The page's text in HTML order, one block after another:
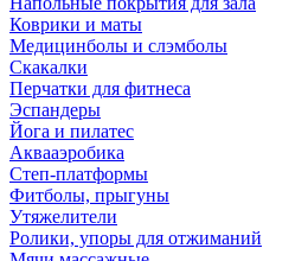
Коврики и маты
Медицинболы и слэмболы
Скакалки
Перчатки для фитнеса
Эспандеры
Йога и пилатес
Аквааэробика
Степ-платформы
Фитболы, прыгуны
Утяжелители
Ролики, упоры для отжиманий